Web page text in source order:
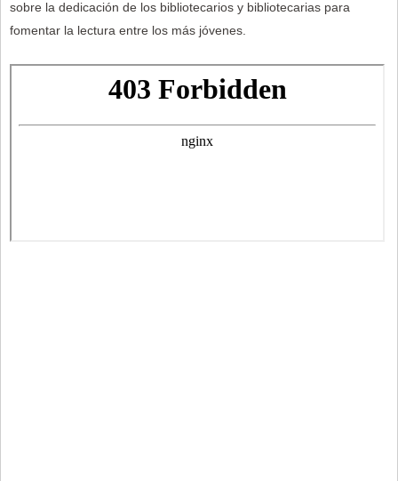
sobre la dedicación de los bibliotecarios y bibliotecarias para
fomentar la lectura entre los más jóvenes.